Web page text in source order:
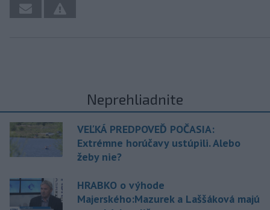
Neprehliadnite
VEĽKÁ PREDPOVEĎ POČASIA:
Extrémne horúčavy ustúpili. Alebo
žeby nie?
HRABKO o výhode
Majerského:Mazurek a Laššáková majú